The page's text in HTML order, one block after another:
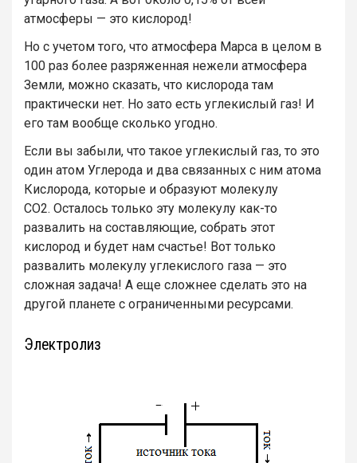
атмосферы — это кислород!
Но с учетом того, что атмосфера Марса в целом в
100 раз более разряженная нежели атмосфера
Земли, можно сказать, что кислорода там
практически нет. Но зато есть углекислый газ! И
его там вообще сколько угодно.
Если вы забыли, что такое углекислый газ, то это
один атом Углерода и два связанных с ним атома
Кислорода, которые и образуют молекулу
CO2. Осталось только эту молекулу как-то
развалить на составляющие, собрать этот
кислород и будет нам счастье! Вот только
развалить молекулу углекислого газа — это
сложная задача! А еще сложнее сделать это на
другой планете с ограниченными ресурсами.
Электролиз